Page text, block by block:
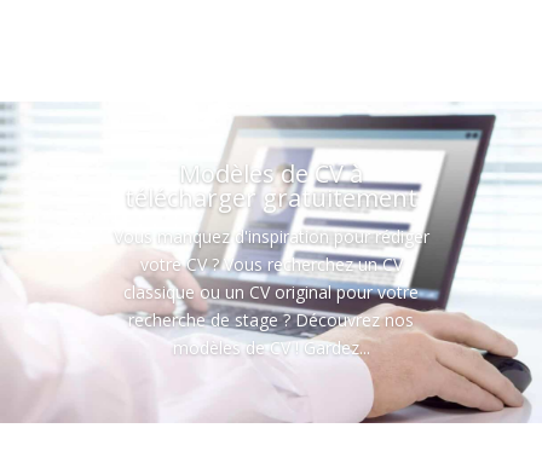
Modèles de CV à
télécharger gratuitement
Vous manquez d'inspiration pour rédiger
votre CV ? Vous recherchez un CV
classique ou un CV original pour votre
recherche de stage ? Découvrez nos
modèles de CV ! Gardez...